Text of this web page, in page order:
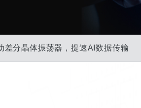
差分晶体振荡器，提速AI数据传输